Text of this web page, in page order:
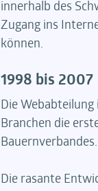
innerhalb des
Zugang ins
können.
1998 bis 2007
Die
Branchen die
Bauernverbandes.
Die rasante